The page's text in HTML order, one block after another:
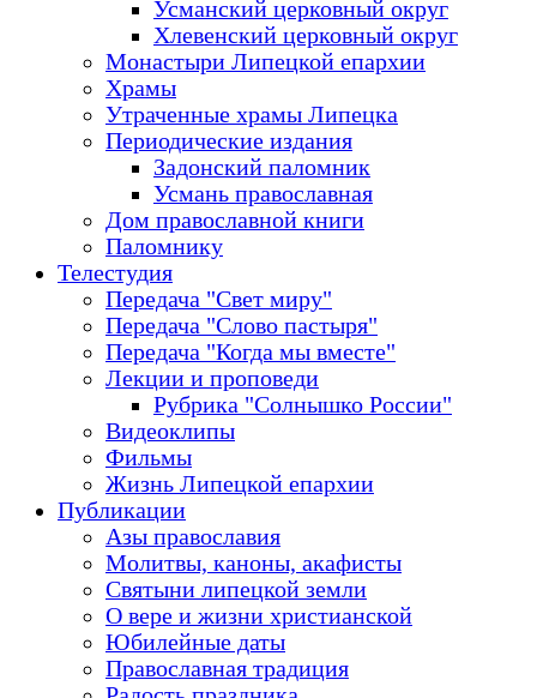
Усманский церковный округ
Хлевенский церковный округ
Монастыри Липецкой епархии
Храмы
Утраченные храмы Липецка
Периодические издания
Задонский паломник
Усмань православная
Дом православной книги
Паломнику
Телестудия
Передача "Свет миру"
Передача "Слово пастыря"
Передача "Когда мы вместе"
Лекции и проповеди
Рубрика "Солнышко России"
Видеоклипы
Фильмы
Жизнь Липецкой епархии
Публикации
Азы православия
Молитвы, каноны, акафисты
Святыни липецкой земли
О вере и жизни христианской
Юбилейные даты
Православная традиция